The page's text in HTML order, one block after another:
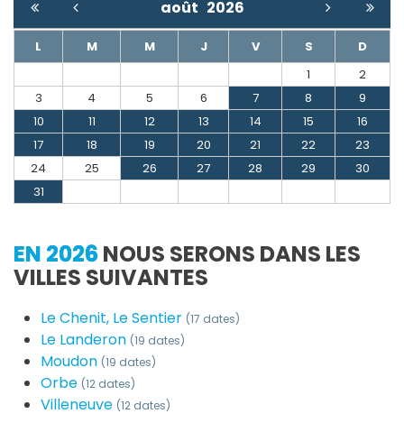
août 2026
L M M J V S
D
1
2
3
4 5 6 7 8
9
10
11 12 13 14 15
16
17
18 19 20 21 22
23
24
25 26 27 28 29
30
31
EN 2026 NOUS SERONS DANS LES
VILLES SUIVANTES
Le Chenit, Le Sentier (17 dates)
Le Landeron (19 dates)
Moudon (19 dates)
Orbe (12 dates)
Villeneuve (12 dates)